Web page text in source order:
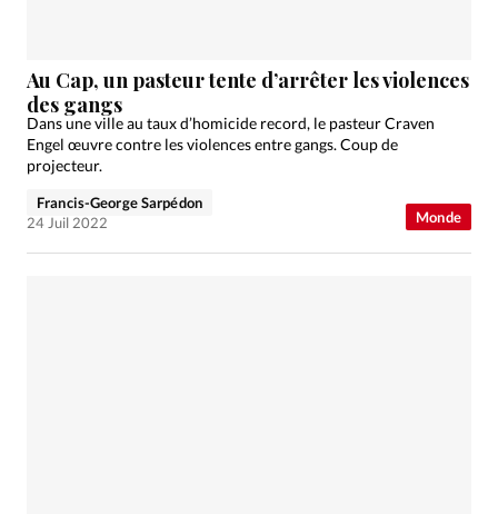
Monde
Au Cap, un pasteur tente d’arrêter les violences
des gangs
Dans une ville au taux d’homicide record, le pasteur Craven
Engel œuvre contre les violences entre gangs. Coup de
projecteur.
Francis-George Sarpédon
24 Juil 2022